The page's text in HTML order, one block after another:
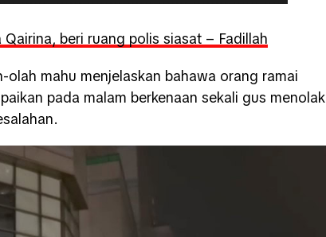
beri ruang polis siasat – Fadillah
mahu menjelaskan bahawa orang ramai
pada malam berkenaan sekali gus menolak